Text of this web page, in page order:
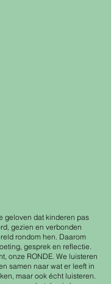
geloven dat kinderen pas
gezien en verbonden
rondom hen. Daarom
gesprek en reflectie.
onze RONDE. We luisteren
samen naar wat er leeft in
maar ook écht luisteren.